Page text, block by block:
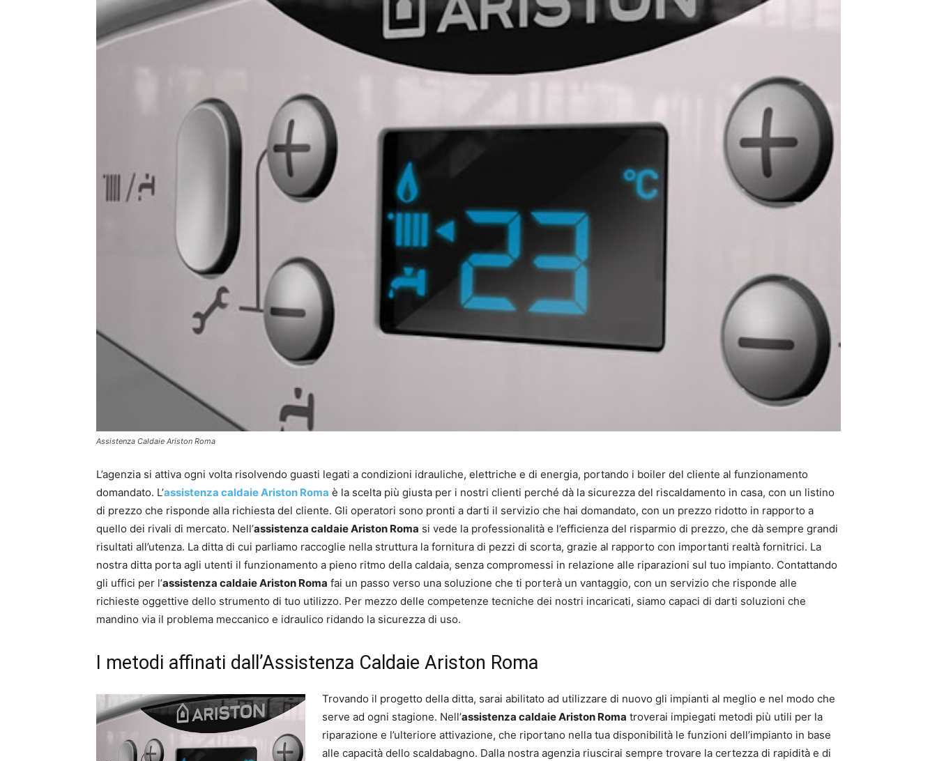
Assistenza Caldaie Ariston Roma
L’agenzia si attiva ogni volta risolvendo guasti legati a condizioni idrauliche, elettriche e di energia, portando i boiler del cliente al funzionamento
domandato. L’assistenza caldaie Ariston Roma è la scelta più giusta per i nostri clienti perché dà la sicurezza del riscaldamento in casa, con un listino
di prezzo che risponde alla richiesta del cliente. Gli operatori sono pronti a darti il servizio che hai domandato, con un prezzo ridotto in rapporto a
quello dei rivali di mercato. Nell’assistenza caldaie Ariston Roma si vede la professionalità e l’efficienza del risparmio di prezzo, che dà sempre grandi
risultati all’utenza. La ditta di cui parliamo raccoglie nella struttura la fornitura di pezzi di scorta, grazie al rapporto con importanti realtà fornitrici. La
nostra ditta porta agli utenti il funzionamento a pieno ritmo della caldaia, senza compromessi in relazione alle riparazioni sul tuo impianto. Contattando
gli uffici per l’assistenza caldaie Ariston Roma fai un passo verso una soluzione che ti porterà un vantaggio, con un servizio che risponde alle
richieste oggettive dello strumento di tuo utilizzo. Per mezzo delle competenze tecniche dei nostri incaricati, siamo capaci di darti soluzioni che
mandino via il problema meccanico e idraulico ridando la sicurezza di uso.
I metodi affinati dall’Assistenza Caldaie Ariston Roma
Trovando il progetto della ditta, sarai abilitato ad utilizzare di nuovo gli impianti al meglio e nel modo che
serve ad ogni stagione. Nell’assistenza caldaie Ariston Roma troverai impiegati metodi più utili per la
riparazione e l’ulteriore attivazione, che riportano nella tua disponibilità le funzioni dell’impianto in base
alle capacità dello scaldabagno. Dalla nostra agenzia riuscirai sempre trovare la certezza di rapidità e di